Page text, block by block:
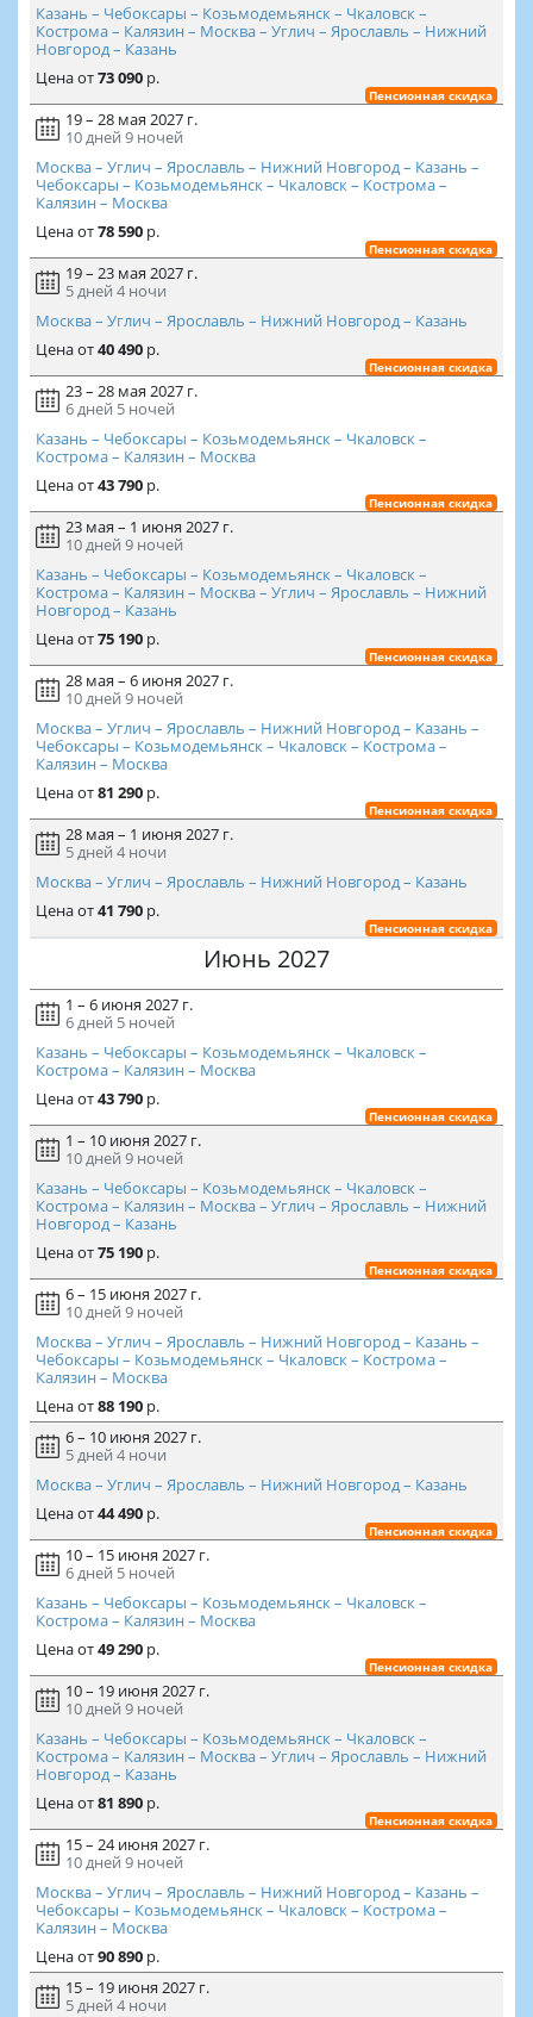
Казань – Чебоксары – Козьмодемьянск – Чкаловск –
Кострома – Калязин – Москва – Углич – Ярославль – Нижний
Новгород – Казань
Ценаот73 090р.
Пенсионная скидка
19 – 28 мая 2027 г.
10 дней 9 ночей
Москва – Углич – Ярославль – Нижний Новгород – Казань –
Чебоксары – Козьмодемьянск – Чкаловск – Кострома –
Калязин – Москва
Ценаот78 590р.
Пенсионная скидка
19 – 23 мая 2027 г.
5 дней 4 ночи
Москва – Углич – Ярославль – Нижний Новгород – Казань
Ценаот40 490р.
Пенсионная скидка
23 – 28 мая 2027 г.
6 дней 5 ночей
Казань – Чебоксары – Козьмодемьянск – Чкаловск –
Кострома – Калязин – Москва
Ценаот43 790р.
Пенсионная скидка
23 мая – 1 июня 2027 г.
10 дней 9 ночей
Казань – Чебоксары – Козьмодемьянск – Чкаловск –
Кострома – Калязин – Москва – Углич – Ярославль – Нижний
Новгород – Казань
Ценаот75 190р.
Пенсионная скидка
28 мая – 6 июня 2027 г.
10 дней 9 ночей
Москва – Углич – Ярославль – Нижний Новгород – Казань –
Чебоксары – Козьмодемьянск – Чкаловск – Кострома –
Калязин – Москва
Ценаот81 290р.
Пенсионная скидка
28 мая – 1 июня 2027 г.
5 дней 4 ночи
Москва – Углич – Ярославль – Нижний Новгород – Казань
Ценаот41 790р.
Пенсионная скидка
Июнь 2027
1 – 6 июня 2027 г.
6 дней 5 ночей
Казань – Чебоксары – Козьмодемьянск – Чкаловск –
Кострома – Калязин – Москва
Ценаот43 790р.
Пенсионная скидка
1 – 10 июня 2027 г.
10 дней 9 ночей
Казань – Чебоксары – Козьмодемьянск – Чкаловск –
Кострома – Калязин – Москва – Углич – Ярославль – Нижний
Новгород – Казань
Ценаот75 190р.
Пенсионная скидка
6 – 15 июня 2027 г.
10 дней 9 ночей
Москва – Углич – Ярославль – Нижний Новгород – Казань –
Чебоксары – Козьмодемьянск – Чкаловск – Кострома –
Калязин – Москва
Ценаот88 190р.
6 – 10 июня 2027 г.
5 дней 4 ночи
Москва – Углич – Ярославль – Нижний Новгород – Казань
Ценаот44 490р.
Пенсионная скидка
10 – 15 июня 2027 г.
6 дней 5 ночей
Казань – Чебоксары – Козьмодемьянск – Чкаловск –
Кострома – Калязин – Москва
Ценаот49 290р.
Пенсионная скидка
10 – 19 июня 2027 г.
10 дней 9 ночей
Казань – Чебоксары – Козьмодемьянск – Чкаловск –
Кострома – Калязин – Москва – Углич – Ярославль – Нижний
Новгород – Казань
Ценаот81 890р.
Пенсионная скидка
15 – 24 июня 2027 г.
10 дней 9 ночей
Москва – Углич – Ярославль – Нижний Новгород – Казань –
Чебоксары – Козьмодемьянск – Чкаловск – Кострома –
Калязин – Москва
Ценаот90 890р.
15 – 19 июня 2027 г.
5 дней 4 ночи